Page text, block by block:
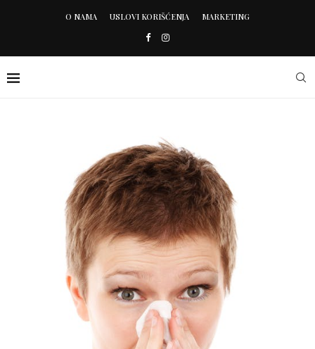
O NAMA USLOVI KORIŠĆENJA MARKETING